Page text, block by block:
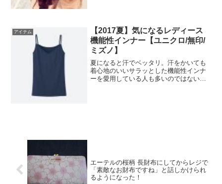
アイテム
【2017夏】気になるレディース
機能性インナー【ユニクロ/無印/
ミズノ】
夏になると汗でベッタリ。汗をかいても
着心地のいいサラッとした機能性インナ
ーを愛用している人も多いのではないで
エーテルの桜柄 長財布にしてからレジで
「素敵なお財布ですね」と話しかけられ
るようになった！